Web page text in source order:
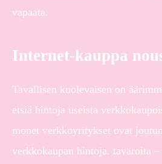
vapaata.
Internet-kauppa
Tavallisen kuolevaisen on
etsiä hintoja useista
monet verkkoyritykset ovat
verkkokaupan hintoja. tavaroita